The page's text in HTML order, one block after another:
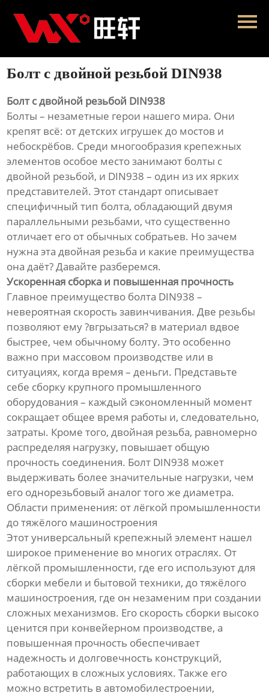
Главная
Продукция
Новости
О нас
Контакты
Болт с двойной резьбой DIN938
Болт с двойной резьбой DIN938
Болты – незаметные герои нашего мира. Они
крепят всё: от детских игрушек до мостов и
небоскрёбов. Среди многообразия крепежных
элементов особое место занимают болты с
двойной резьбой, и DIN938 – один из их ярких
представителей. Этот стандарт описывает
специфичный тип болта, обладающий двумя
параллельными резьбами, что существенно
отличает его от обычных собратьев. Но зачем
нужна эта двойная резьба и какие преимущества
она даёт? Давайте разберемся.
Ускоренная сборка и повышенная прочность
Главное преимущество болта DIN938 –
невероятная скорость завинчивания. Две резьбы
позволяют ему ?вгрызаться? в материал вдвое
быстрее, чем обычному болту. Это особенно
важно при массовом производстве или в
ситуациях, когда время – деньги. Представьте
себе сборку крупного промышленного
оборудования – каждый сэкономленный момент
сокращает общее время работы и, следовательно,
затраты. Кроме того, двойная резьба, равномерно
распределяя нагрузку, повышает общую
прочность соединения. Болт DIN938 может
выдерживать более значительные нагрузки, чем
его однорезьбовый аналог того же диаметра.
Области применения: от лёгкой промышленности
до тяжёлого машиностроения
Этот универсальный крепежный элемент нашел
широкое применение во многих отраслях. От
лёгкой промышленности, где его используют для
сборки мебели и бытовой техники, до тяжёлого
машиностроения, где он незаменим при создании
сложных механизмов. Его скорость сборки высоко
ценится при конвейерном производстве, а
повышенная прочность обеспечивает
надежность и долговечность конструкций,
работающих в сложных условиях. Также его
можно встретить в автомобилестроении,